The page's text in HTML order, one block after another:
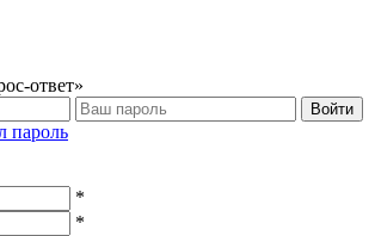
ответ»
Войти
пароль
*
*